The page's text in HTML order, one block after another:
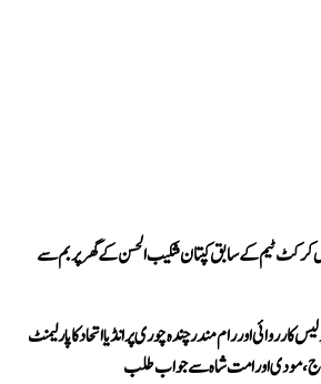
کرکٹ ٹیم کے سابق کپتان شکیب الحسن کے گھر پر بم سے
کارروائی اور رام مندر چندہ چوری پر انڈیا اتحاد کا پارلیمنٹ
مودی اور امت شاہ سے جواب طلب